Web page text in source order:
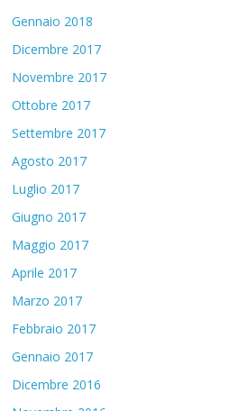
Gennaio 2018
Dicembre 2017
Novembre 2017
Ottobre 2017
Settembre 2017
Agosto 2017
Luglio 2017
Giugno 2017
Maggio 2017
Aprile 2017
Marzo 2017
Febbraio 2017
Gennaio 2017
Dicembre 2016